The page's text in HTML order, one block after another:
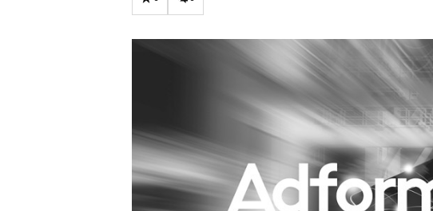
Influencer marketing
Interne communicatie
Martech